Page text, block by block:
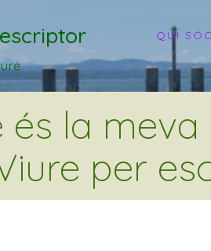
QUI SÓC
és la
per